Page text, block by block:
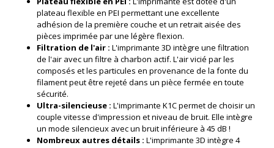
plateau flexible en PEI permettant une excellente
adhésion de la première couche et un retrait aisée des
pièces imprimée par une légère flexion.
Filtration de l'air : L'imprimante 3D intègre une filtration
de l'air avec un filtre à charbon actif. L'air vicié par les
composés et les particules en provenance de la fonte du
filament peut être rejeté dans un pièce fermée en toute
sécurité.
Ultra-silencieuse : L'imprimante K1C permet de choisir un
couple vitesse d'impression et niveau de bruit. Elle intègre
un mode silencieux avec un bruit inférieure à 45 dB !
Nombreux autres détails : L'imprimante 3D intègre 4